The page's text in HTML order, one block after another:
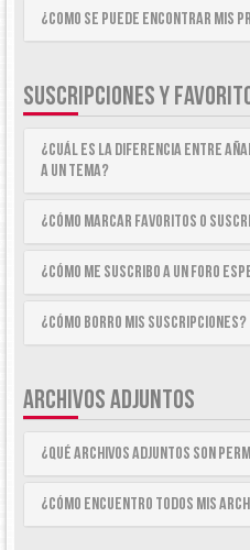
¿Como se puede encontrar mis
SUSCRIPCIONES Y
¿Cuál es la diferencia entre
a un tema?
¿Cómo marcar Favoritos o
¿Cómo me suscribo a un foro
¿Cómo borro mis suscripciones?
ARCHIVOS ADJUNTOS
¿Qué archivos adjuntos son
¿Cómo encuentro todos mis